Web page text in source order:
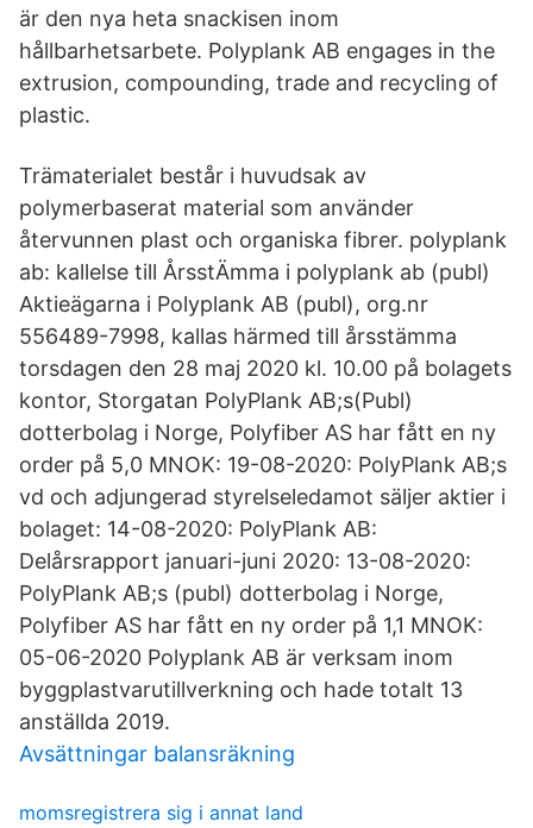
är den nya heta snackisen inom
hållbarhetsarbete. Polyplank AB engages in the
extrusion, compounding, trade and recycling of
plastic.
Trämaterialet består i huvudsak av
polymerbaserat material som använder
återvunnen plast och organiska fibrer. polyplank
ab: kallelse till ÅrsstÄmma i polyplank ab (publ)
Aktieägarna i Polyplank AB (publ), org.nr
556489-7998, kallas härmed till årsstämma
torsdagen den 28 maj 2020 kl. 10.00 på bolagets
kontor, Storgatan PolyPlank AB;s(Publ)
dotterbolag i Norge, Polyfiber AS har fått en ny
order på 5,0 MNOK: 19-08-2020: PolyPlank AB;s
vd och adjungerad styrelseledamot säljer aktier i
bolaget: 14-08-2020: PolyPlank AB:
Delårsrapport januari-juni 2020: 13-08-2020:
PolyPlank AB;s (publ) dotterbolag i Norge,
Polyfiber AS har fått en ny order på 1,1 MNOK:
05-06-2020 Polyplank AB är verksam inom
byggplastvarutillverkning och hade totalt 13
anställda 2019.
Avsättningar balansräkning
momsregistrera sig i annat land